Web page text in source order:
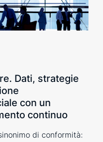
Dati, strategie
con un
continuo
di conformità: